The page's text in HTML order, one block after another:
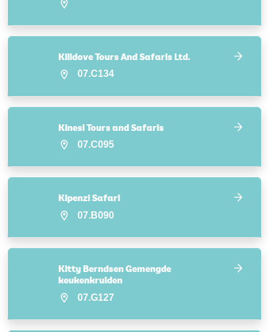
Kilidove Tours And Safaris Ltd.
07.C134
Kinesi Tours and Safaris
07.C095
Kipenzi Safari
07.B090
Kitty Berndsen Gemengde
keukenkruiden
07.G127